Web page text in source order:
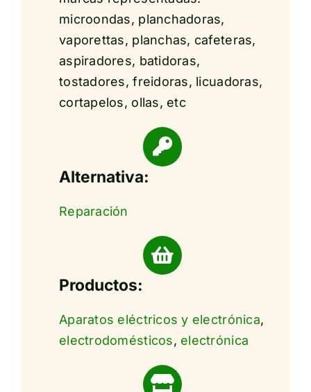
microondas, planchadoras,
vaporettas, planchas, cafeteras,
aspiradores, batidoras,
tostadores, freidoras, licuadoras,
cortapelos, ollas, etc
Alternativa:
Reparación
Productos:
Aparatos eléctricos y electrónica,
electrodomésticos, electrónica